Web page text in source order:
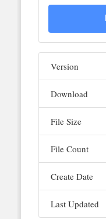
Version
Download
File Size
File Count
Create Date
Last Updated